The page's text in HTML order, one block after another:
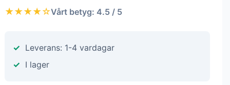
★★★★☆Vårt betyg: 4.5 / 5
Leverans: 1-4 vardagar
I lager